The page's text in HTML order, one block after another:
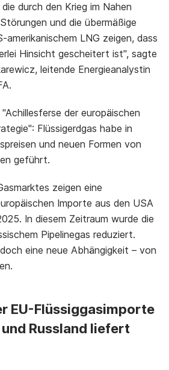
durch den Krieg im Nahen
und die übermäßige
LNG zeigen, dass
Hinsicht gescheitert ist", sagte
leitende Energieanalystin
der europäischen
Flüssigerdgas habe in
und neuen Formen von
geführt.
zeigen eine
Importe aus den USA
In diesem Zeitraum wurde die
Pipelinegas reduziert.
eine neue Abhängigkeit – von
EU-Flüssiggasimporte
und Russland liefert